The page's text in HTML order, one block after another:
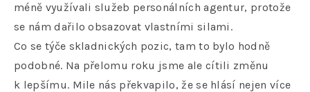
méně využívali služeb personálních agentur, protože
se nám dařilo obsazovat vlastními silami.
Co se týče skladnických pozic, tam to bylo hodně
podobné. Na přelomu roku jsme ale cítili změnu
k lepšímu. Mile nás překvapilo, že se hlásí nejen více